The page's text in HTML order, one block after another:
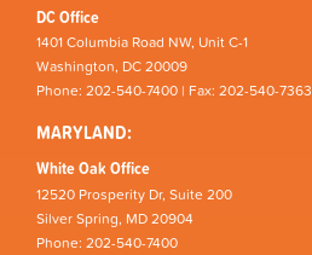
DC Office
1401 Columbia Road NW, Unit C-1
Washington, DC 20009
Phone: 202-540-7400 | Fax: 202-540-7363
MARYLAND:
White Oak Office
12520 Prosperity Dr, Suite 200
Silver Spring, MD 20904
Phone: 202-540-7400